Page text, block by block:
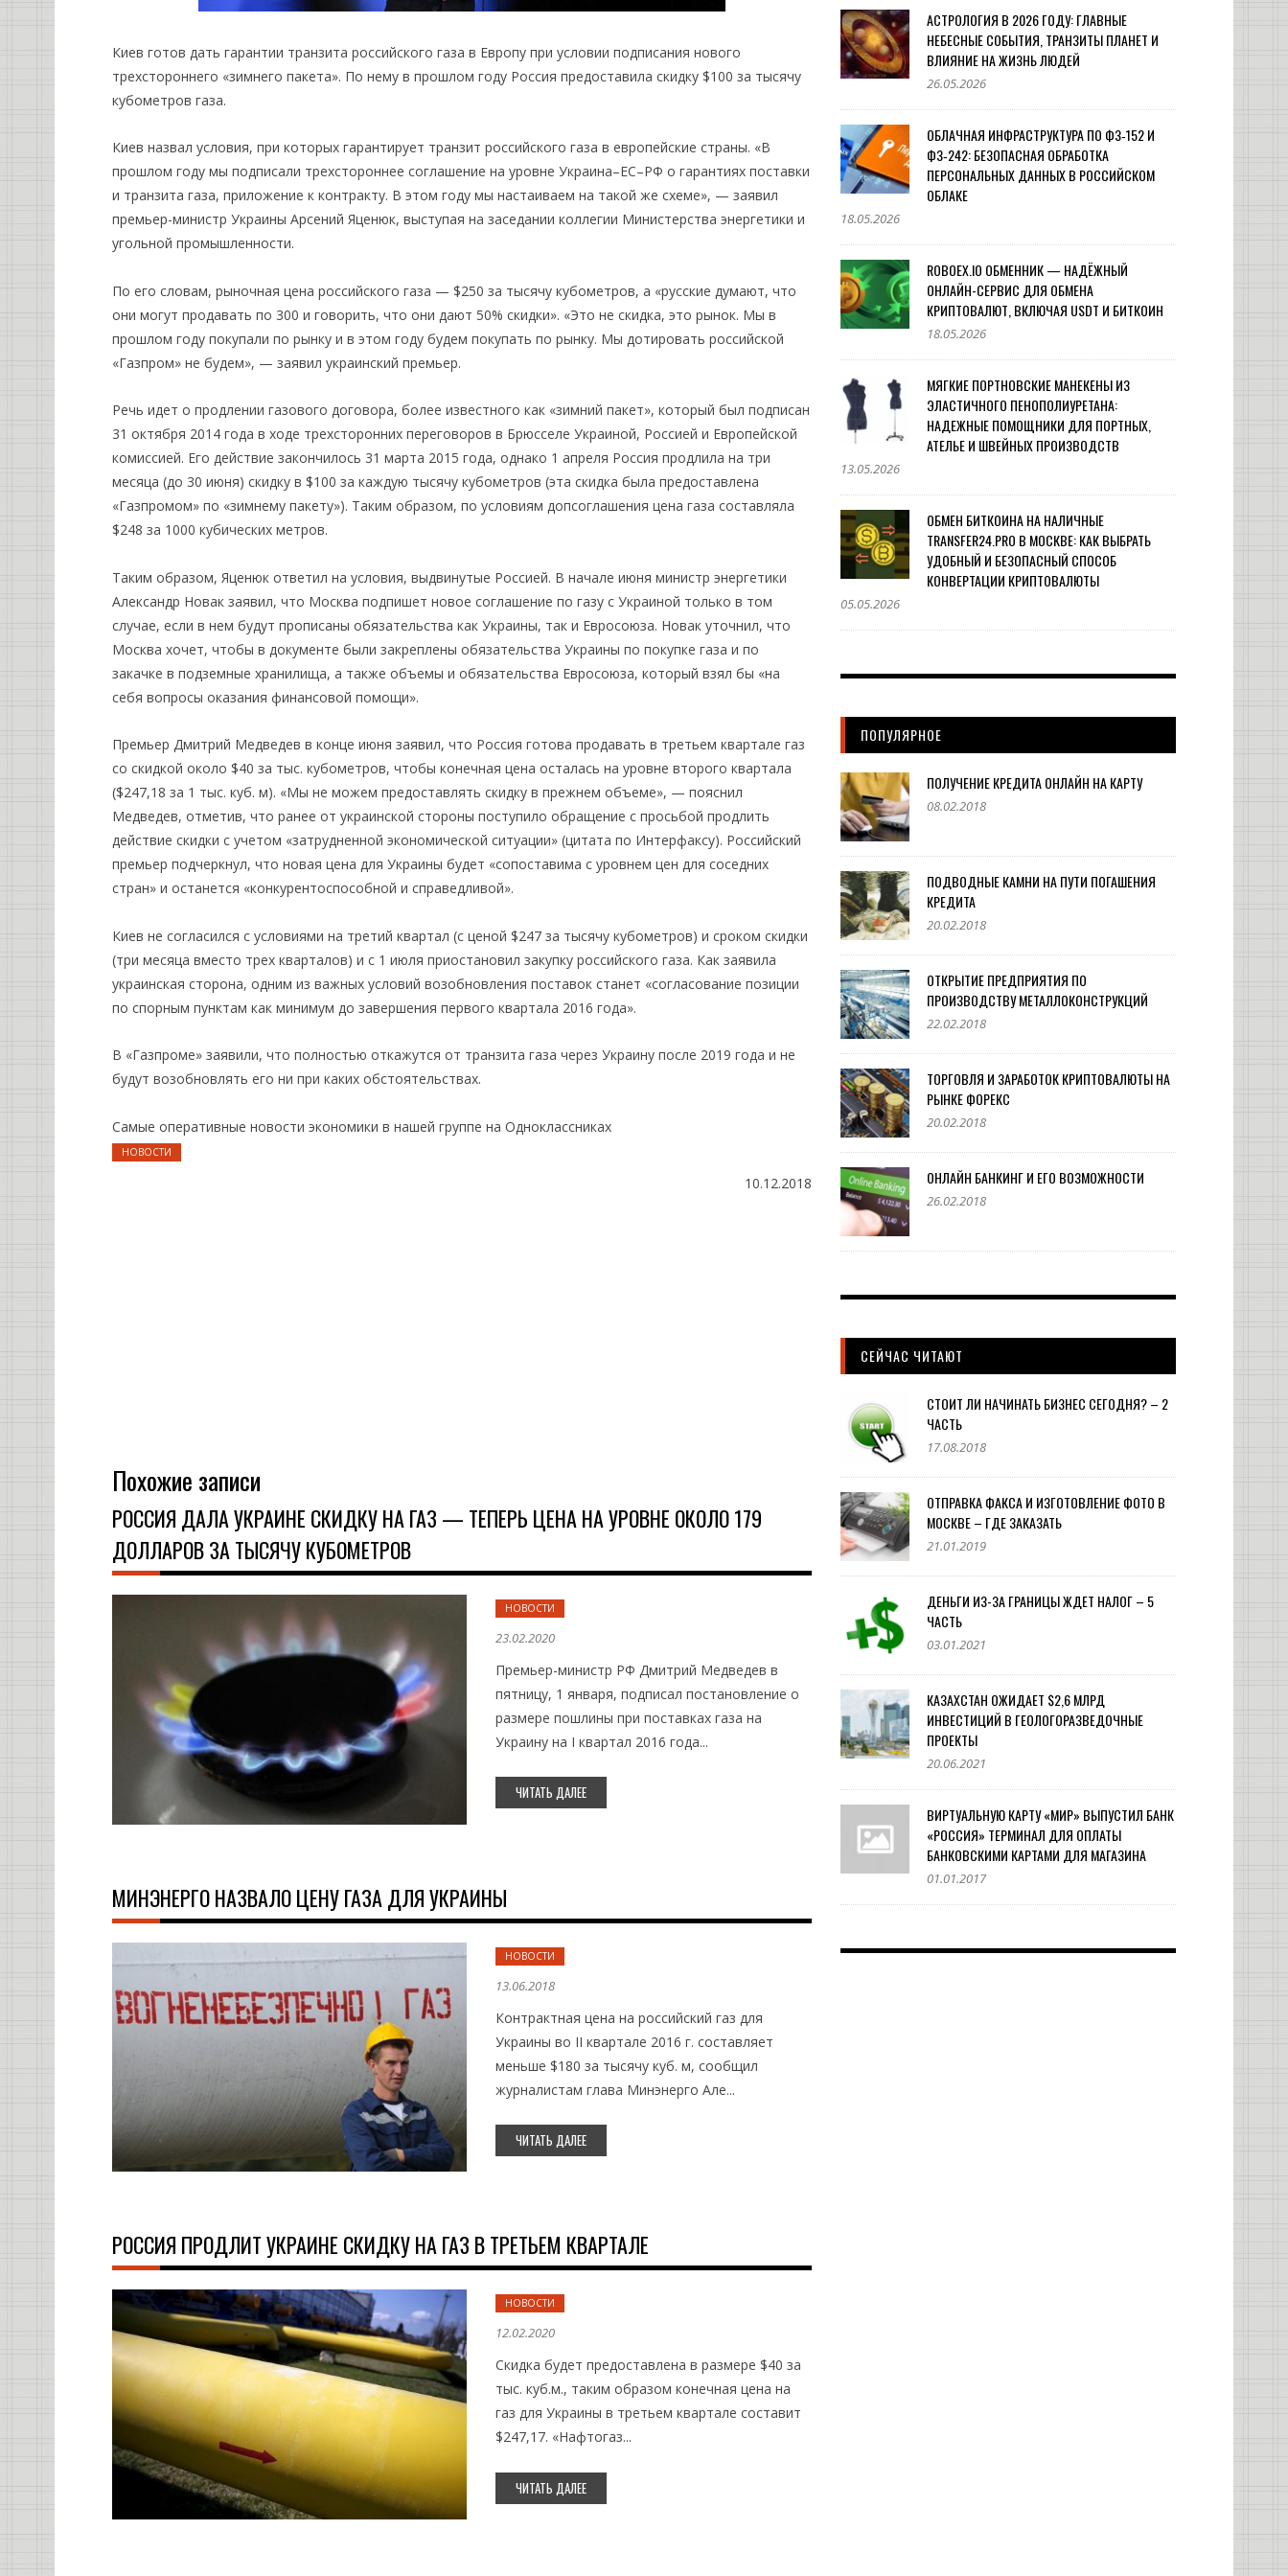
Киев готов дать гарантии транзита российского газа в Европу при условии подписания нового
трехстороннего «зимнего пакета». По нему в прошлом году Россия предоставила скидку $100 за тысячу
кубометров газа.
Киев назвал условия, при которых гарантирует транзит российского газа в европейские страны. «В
прошлом году мы подписали трехстороннее соглашение на уровне Украина–ЕС–РФ о гарантиях поставки
и транзита газа, приложение к контракту. В этом году мы настаиваем на такой же схеме», — заявил
премьер-министр Украины Арсений Яценюк, выступая на заседании коллегии Министерства энергетики и
угольной промышленности.
По его словам, рыночная цена российского газа — $250 за тысячу кубометров, а «русские думают, что
они могут продавать по 300 и говорить, что они дают 50% скидки». «Это не скидка, это рынок. Мы в
прошлом году покупали по рынку и в этом году будем покупать по рынку. Мы дотировать российской
«Газпром» не будем», — заявил украинский премьер.
Речь идет о продлении газового договора, более известного как «зимний пакет», который был подписан
31 октября 2014 года в ходе трехсторонних переговоров в Брюсселе Украиной, Россией и Европейской
комиссией. Его действие закончилось 31 марта 2015 года, однако 1 апреля Россия продлила на три
месяца (до 30 июня) скидку в $100 за каждую тысячу кубометров (эта скидка была предоставлена
«Газпромом» по «зимнему пакету»). Таким образом, по условиям допсоглашения цена газа составляла
$248 за 1000 кубических метров.
Таким образом, Яценюк ответил на условия, выдвинутые Россией. В начале июня министр энергетики
Александр Новак заявил, что Москва подпишет новое соглашение по газу с Украиной только в том
случае, если в нем будут прописаны обязательства как Украины, так и Евросоюза. Новак уточнил, что
Москва хочет, чтобы в документе были закреплены обязательства Украины по покупке газа и по
закачке в подземные хранилища, а также объемы и обязательства Евросоюза, который взял бы «на
себя вопросы оказания финансовой помощи».
Премьер Дмитрий Медведев в конце июня заявил, что Россия готова продавать в третьем квартале газ
со скидкой около $40 за тыс. кубометров, чтобы конечная цена осталась на уровне второго квартала
($247,18 за 1 тыс. куб. м). «Мы не можем предоставлять скидку в прежнем объеме», — пояснил
Медведев, отметив, что ранее от украинской стороны поступило обращение с просьбой продлить
действие скидки с учетом «затрудненной экономической ситуации» (цитата по Интерфаксу). Российский
премьер подчеркнул, что новая цена для Украины будет «сопоставима с уровнем цен для соседних
стран» и останется «конкурентоспособной и справедливой».
Киев не согласился с условиями на третий квартал (с ценой $247 за тысячу кубометров) и сроком скидки
(три месяца вместо трех кварталов) и с 1 июля приостановил закупку российского газа. Как заявила
украинская сторона, одним из важных условий возобновления поставок станет «согласование позиции
по спорным пунктам как минимум до завершения первого квартала 2016 года».
В «Газпроме» заявили, что полностью откажутся от транзита газа через Украину после 2019 года и не
будут возобновлять его ни при каких обстоятельствах.
Самые оперативные новости экономики в нашей группе на Одноклассниках
НОВОСТИ
10.12.2018
Похожие записи
РОССИЯ ДАЛА УКРАИНЕ СКИДКУ НА ГАЗ — ТЕПЕРЬ ЦЕНА НА УРОВНЕ ОКОЛО 179
ДОЛЛАРОВ ЗА ТЫСЯЧУ КУБОМЕТРОВ
НОВОСТИ
23.02.2020
Премьер-министр РФ Дмитрий Медведев в
пятницу, 1 января, подписал постановление о
размере пошлины при поставках газа на
Украину на I квартал 2016 года...
ЧИТАТЬ ДАЛЕЕ
МИНЭНЕРГО НАЗВАЛО ЦЕНУ ГАЗА ДЛЯ УКРАИНЫ
НОВОСТИ
13.06.2018
Контрактная цена на российский газ для
Украины во II квартале 2016 г. составляет
меньше $180 за тысячу куб. м, сообщил
журналистам глава Минэнерго Але...
ЧИТАТЬ ДАЛЕЕ
РОССИЯ ПРОДЛИТ УКРАИНЕ СКИДКУ НА ГАЗ В ТРЕТЬЕМ КВАРТАЛЕ
НОВОСТИ
12.02.2020
Скидка будет предоставлена в размере $40 за
тыс. куб.м., таким образом конечная цена на
газ для Украины в третьем квартале составит
$247,17. «Нафтогаз...
ЧИТАТЬ ДАЛЕЕ
АСТРОЛОГИЯ В 2026 ГОДУ: ГЛАВНЫЕ
НЕБЕСНЫЕ СОБЫТИЯ, ТРАНЗИТЫ ПЛАНЕТ И
ВЛИЯНИЕ НА ЖИЗНЬ ЛЮДЕЙ
26.05.2026
ОБЛАЧНАЯ ИНФРАСТРУКТУРА ПО ФЗ‑152 И
ФЗ‑242: БЕЗОПАСНАЯ ОБРАБОТКА
ПЕРСОНАЛЬНЫХ ДАННЫХ В РОССИЙСКОМ
ОБЛАКЕ
18.05.2026
ROBOEX.IO ОБМЕННИК — НАДЁЖНЫЙ
ОНЛАЙН-СЕРВИС ДЛЯ ОБМЕНА
КРИПТОВАЛЮТ, ВКЛЮЧАЯ USDT И БИТКОИН
18.05.2026
МЯГКИЕ ПОРТНОВСКИЕ МАНЕКЕНЫ ИЗ
ЭЛАСТИЧНОГО ПЕНОПОЛИУРЕТАНА:
НАДЕЖНЫЕ ПОМОЩНИКИ ДЛЯ ПОРТНЫХ,
АТЕЛЬЕ И ШВЕЙНЫХ ПРОИЗВОДСТВ
13.05.2026
ОБМЕН БИТКОИНА НА НАЛИЧНЫЕ
TRANSFER24.PRO В МОСКВЕ: КАК ВЫБРАТЬ
УДОБНЫЙ И БЕЗОПАСНЫЙ СПОСОБ
КОНВЕРТАЦИИ КРИПТОВАЛЮТЫ
05.05.2026
ПОПУЛЯРНОЕ
ПОЛУЧЕНИЕ КРЕДИТА ОНЛАЙН НА КАРТУ
08.02.2018
ПОДВОДНЫЕ КАМНИ НА ПУТИ ПОГАШЕНИЯ
КРЕДИТА
20.02.2018
ОТКРЫТИЕ ПРЕДПРИЯТИЯ ПО
ПРОИЗВОДСТВУ МЕТАЛЛОКОНСТРУКЦИЙ
22.02.2018
ТОРГОВЛЯ И ЗАРАБОТОК КРИПТОВАЛЮТЫ НА
РЫНКЕ ФОРЕКС
20.02.2018
ОНЛАЙН БАНКИНГ И ЕГО ВОЗМОЖНОСТИ
26.02.2018
СЕЙЧАС ЧИТАЮТ
СТОИТ ЛИ НАЧИНАТЬ БИЗНЕС СЕГОДНЯ? – 2
ЧАСТЬ
17.08.2018
ОТПРАВКА ФАКСА И ИЗГОТОВЛЕНИЕ ФОТО В
МОСКВЕ – ГДЕ ЗАКАЗАТЬ
21.01.2019
ДЕНЬГИ ИЗ-ЗА ГРАНИЦЫ ЖДЕТ НАЛОГ – 5
ЧАСТЬ
03.01.2021
КАЗАХСТАН ОЖИДАЕТ $2,6 МЛРД
ИНВЕСТИЦИЙ В ГЕОЛОГОРАЗВЕДОЧНЫЕ
ПРОЕКТЫ
20.06.2021
ВИРТУАЛЬНУЮ КАРТУ «МИР» ВЫПУСТИЛ БАНК
«РОССИЯ» ТЕРМИНАЛ ДЛЯ ОПЛАТЫ
БАНКОВСКИМИ КАРТАМИ ДЛЯ МАГАЗИНА
01.01.2017